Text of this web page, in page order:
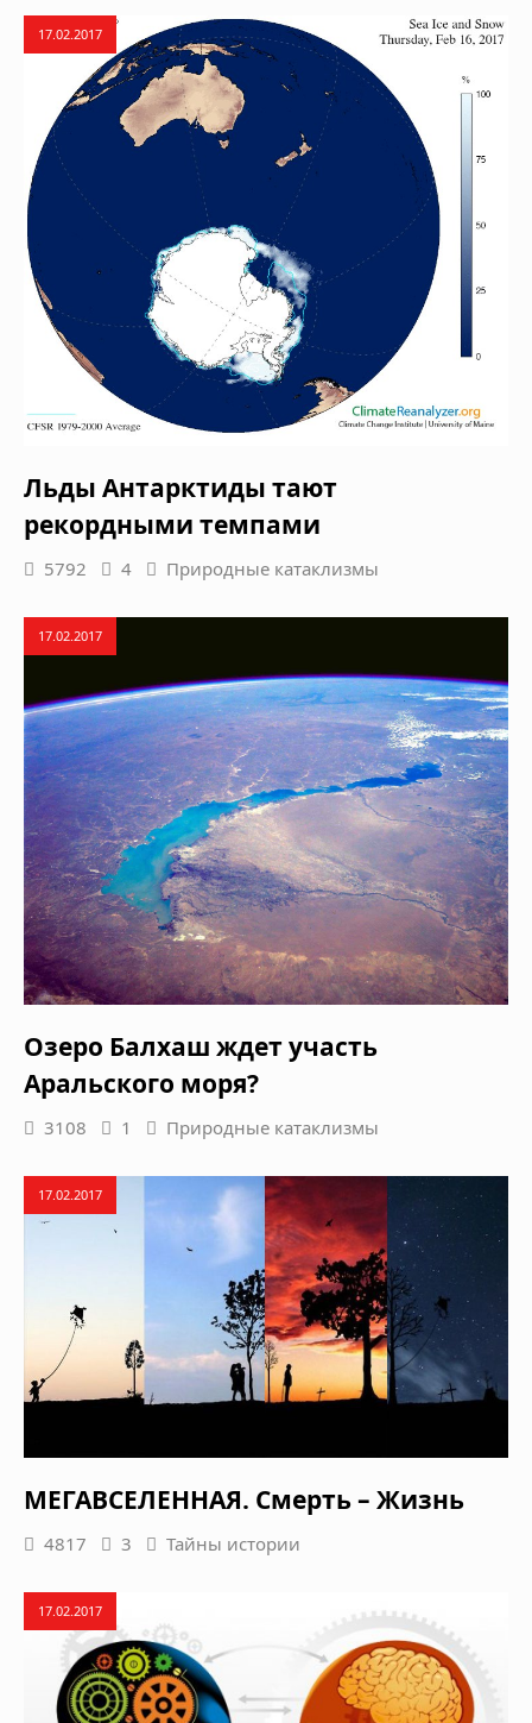
17.02.2017
Льды Антарктиды тают
рекордными темпами
5792 4 Природные катаклизмы
17.02.2017
Озеро Балхаш ждет участь
Аральского моря?
3108 1 Природные катаклизмы
17.02.2017
МЕГАВСЕЛЕННАЯ. Смерть – Жизнь
4817 3 Тайны истории
17.02.2017